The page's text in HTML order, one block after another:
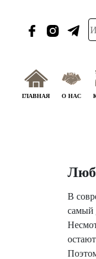
ГЛАВНАЯ О НАС
В
самый